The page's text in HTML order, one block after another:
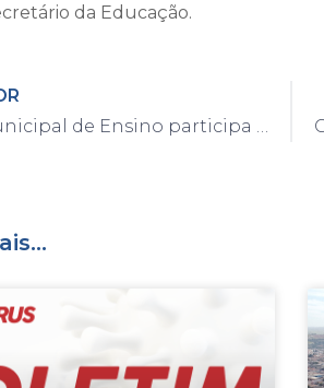
da Educação.